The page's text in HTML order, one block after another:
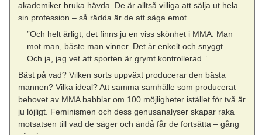
akademiker bruka hävda. De är alltså villiga att sälja ut hela
sin profession – så rädda är de att säga emot.
”Och helt ärligt, det finns ju en viss skönhet i MMA. Man
mot man, bäste man vinner. Det är enkelt och snyggt.
Och ja, jag vet att sporten är grymt kontrollerad.”
Bäst på vad? Vilken sorts uppväxt producerar den bästa
mannen? Vilka ideal? Att samma samhälle som producerat
behovet av MMA babblar om 100 möjligheter istället för två är
ju löjligt. Feminismen och dess genusanalyser skapar raka
motsatsen till vad de säger och ändå får de fortsätta – gång